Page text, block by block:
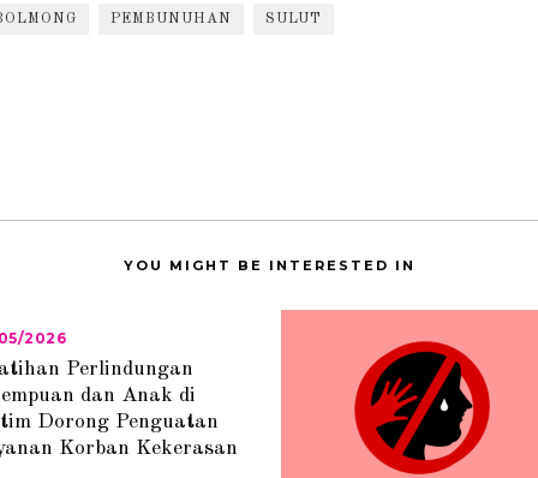
PEMBUNUHAN SULUT
YOU MIGHT BE INTERESTED IN
2026
1
/
0
5
2
Perlindungan
dan Anak di
Dorong Penguatan
Korban Kekerasan